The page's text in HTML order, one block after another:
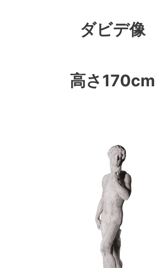
ダビデ像
高さ170cm